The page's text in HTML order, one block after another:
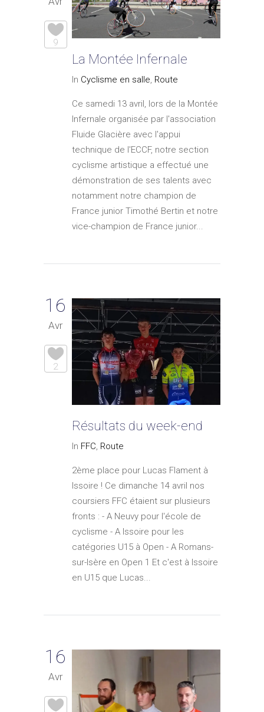
9
La Montée Infernale
In Cyclisme en salle, Route
Ce samedi 13 avril, lors de la Montée
Infernale organisée par l'association
Fluide Glacière avec l'appui
technique de l'ECCF, notre section
cyclisme artistique a effectué une
démonstration de ses talents avec
notamment notre champion de
France junior Timothé Bertin et notre
vice-champion de France junior...
16
Avr
2
Résultats du week-end
In FFC, Route
2ème place pour Lucas Flament à
Issoire ! Ce dimanche 14 avril nos
coursiers FFC étaient sur plusieurs
fronts : - A Neuvy pour l'école de
cyclisme - A Issoire pour les
catégories U15 à Open - A Romans-
sur-Isère en Open 1 Et c'est à Issoire
en U15 que Lucas...
16
Avr